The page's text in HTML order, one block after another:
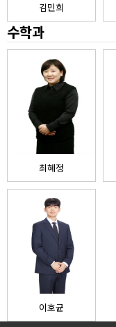
김민희
수학과
최혜정
이호균